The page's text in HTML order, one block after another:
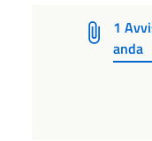
1
anda